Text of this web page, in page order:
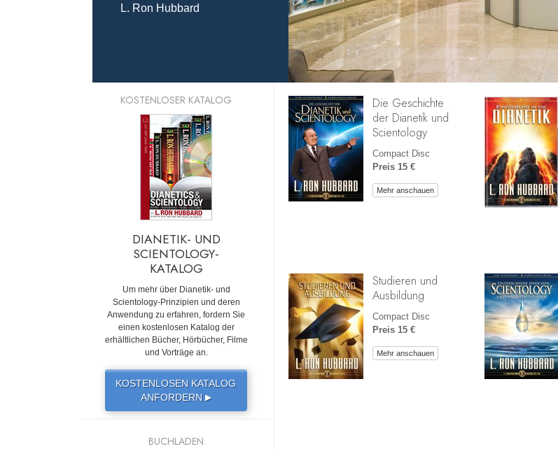
L. Ron Hubbard
Die Geschichte
der Dianetik und
Scientology
Compact Disc
Preis 15 €
Mehr anschauen
Studieren und
Ausbildung
Compact Disc
Preis 15 €
Mehr anschauen
KOSTENLOSER KATALOG
DIANETIK- UND
SCIENTOLOGY-
KATALOG
Um mehr über Dianetik- und
Scientology-Prinzipien und deren
Anwendung zu erfahren, fordern Sie
einen kostenlosen Katalog der
erhältlichen Bücher, Hörbücher, Filme
und Vorträge an.
KOSTENLOSEN KATALOG
ANFORDERN ▶
BUCHLADEN